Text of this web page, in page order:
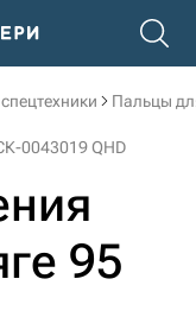
Пальцы
0043019 QHD
95